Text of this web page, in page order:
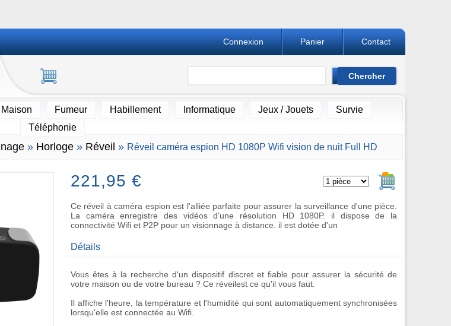
Contact
Panier
Connexion
Fumeur Habillement Informatique Jeux / Jouets
Survie
Téléphonie
» Horloge » Réveil » Réveil caméra espion HD 1080P Wifi vision de nuit Full HD
221,95 €
Ce réveil à caméra espion est l'alliée parfaite pour assurer la surveillance d'une pièce.
La caméra enregistre des vidéos d'une résolution HD 1080P. il dispose de la
connectivité Wifi et P2P pour un visionnage à distance. il est dotée d'un
Détails
Vous êtes à la recherche d'un dispositif discret et fiable pour assurer la sécurité de
votre maison ou de votre bureau ? Ce réveilest ce qu'il vous faut.
Il affiche l'heure , la température et l'humidité qui sont automatiquement synchronisées
lorsqu'elle est connectée au Wifi.